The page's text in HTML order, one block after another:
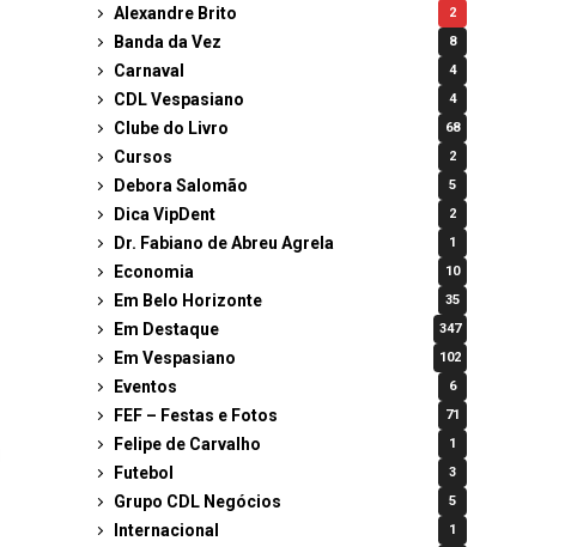
Alexandre Brito 2
Banda da Vez 8
Carnaval 4
CDL Vespasiano 4
Clube do Livro 68
Cursos 2
Debora Salomão 5
Dica VipDent 2
Dr. Fabiano de Abreu Agrela 1
Economia 10
Em Belo Horizonte 35
Em Destaque 347
Em Vespasiano 102
Eventos 6
FEF – Festas e Fotos 71
Felipe de Carvalho 1
Futebol 3
Grupo CDL Negócios 5
Internacional 1